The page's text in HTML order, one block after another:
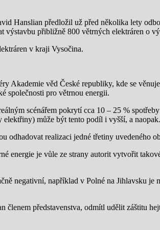
Hanslian předložil už před několika lety
přibližně 800 větrných elektráren o
v kraji Vysočina.
věd České republiky, kde se
společnosti pro větrnou energii.
scénářem pokrytí cca 10 – 25 %
elektřiny) může být tento podíl i vyšší, a naopak.
odhadovat realizaci jedné třetiny
energie je vůle ze strany autorit vytvořit
negativní, například v Polné na Jihlavsku
představenstva, odmítl udělit záštitu